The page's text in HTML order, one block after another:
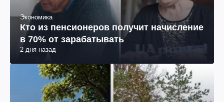
Экономика
Кто из пенсионеров получит начисление
в 70% от зарабатывать
2 дня назад